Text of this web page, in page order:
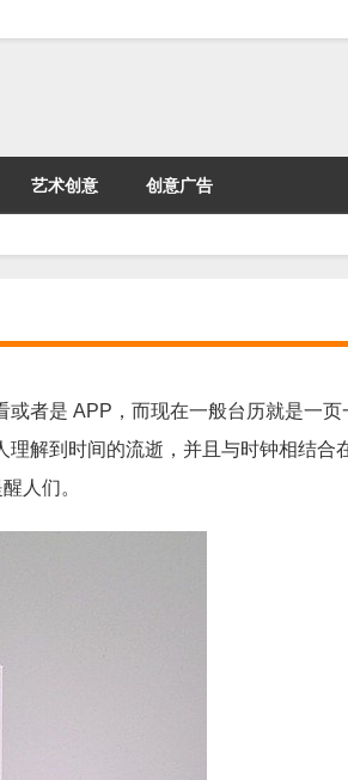
艺术创意 创意广告
者是 APP，而现在一般台历就是一
解到时间的流逝，并且与时钟相结合
人们。